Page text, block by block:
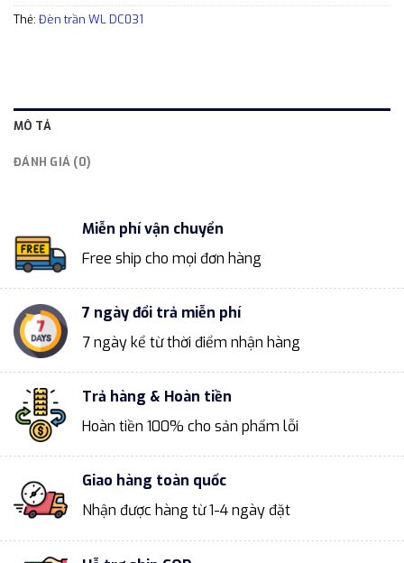
Thẻ: Đèn trần WL DC031
MÔ TẢ
ĐÁNH GIÁ (0)
Miễn phí vận chuyển
Free ship cho mọi đơn hàng
7 ngày đổi trả miễn phí
7 ngày kể từ thời điểm nhận hàng
Trả hàng & Hoàn tiền
Hoàn tiền 100% cho sản phẩm lỗi
Giao hàng toàn quốc
Nhận được hàng từ 1-4 ngày đặt